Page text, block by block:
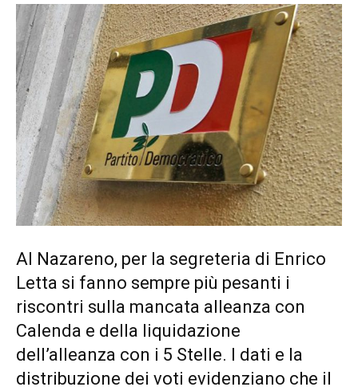
Al Nazareno, per la segreteria di Enrico
Letta si fanno sempre più pesanti i
riscontri sulla mancata alleanza con
Calenda e della liquidazione
dell’alleanza con i 5 Stelle. I dati e la
distribuzione dei voti evidenziano che il